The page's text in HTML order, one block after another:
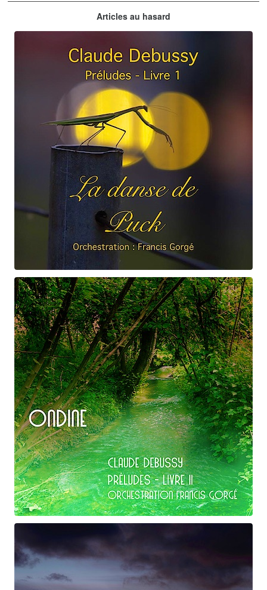
Articles au hasard
Claude Debussy
La danse de Puck
Claude Debussy
Ondine